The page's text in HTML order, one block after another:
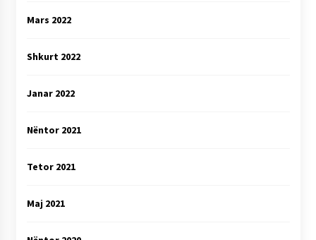
Mars 2022
Shkurt 2022
Janar 2022
Nëntor 2021
Tetor 2021
Maj 2021